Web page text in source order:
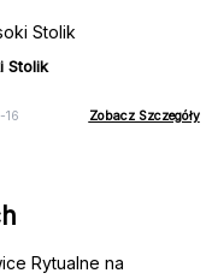
Stolik
16 Zobacz Szczegóły